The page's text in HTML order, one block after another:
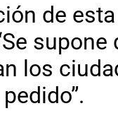
de
los